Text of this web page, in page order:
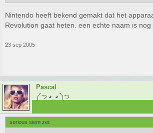
Nintendo heeft bekend gemakt dat het
Revolution gaat heten. een echte naam is nog
23 sep 2005
Pascal
༼ つ ◕_◕ ༽つ
serious siem zei: